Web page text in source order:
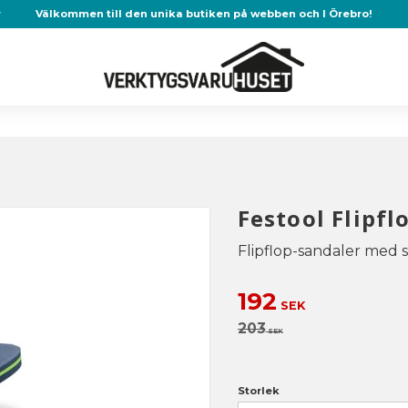
Välkommen till den unika butiken på webben och I Örebro!
Festool
Flipflop-sandaler med
Nedsatt pris:
192 SEK
Ordinarie pris:
203SEK
Storlek